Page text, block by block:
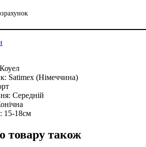
Коуел
Satimex (Німеччина)
Середній
15-18см
товару також